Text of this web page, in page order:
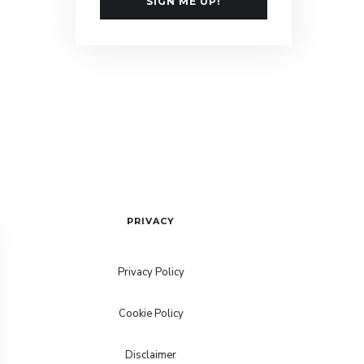
PRIVACY
Privacy Policy
Cookie Policy
Disclaimer